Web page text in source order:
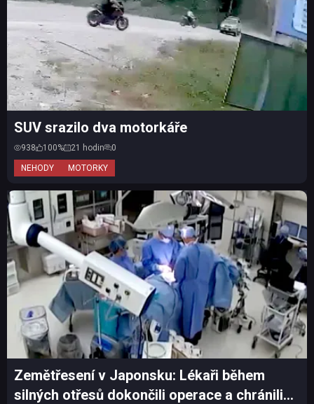
NEHODY MOTORKY
SUV srazilo dva motorkáře
938 100% 21 hodin 0
Zemětřesení v Japonsku: Lékaři během
silných otřesů dokončili operace a chránili